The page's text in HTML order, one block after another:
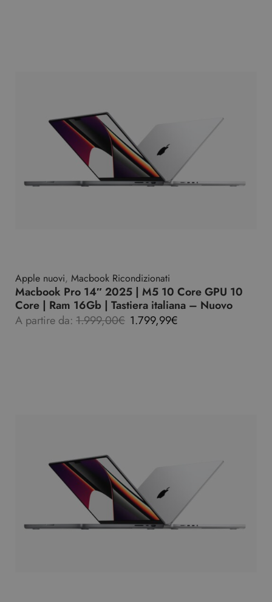
Apple nuovi, Macbook Ricondizionati
Macbook Pro 14″ 2025 | M5 10 Core GPU 10
Core | Ram 16Gb | Tastiera italiana – Nuovo
A partire da: 1.999,00€ 1.799,99€